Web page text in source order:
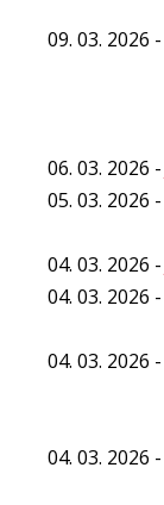
09. 03. 2026
06. 03. 2026
05. 03. 2026
04. 03. 2026
04. 03. 2026
04. 03. 2026
04. 03. 2026